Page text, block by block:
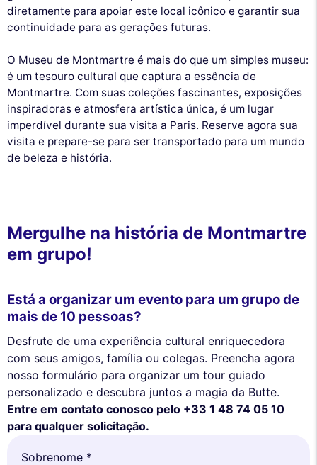
diretamente para apoiar este local icônico e garantir sua
continuidade para as gerações futuras.
O Museu de Montmartre é mais do que um simples museu:
é um tesouro cultural que captura a essência de
Montmartre. Com suas coleções fascinantes, exposições
inspiradoras e atmosfera artística única, é um lugar
imperdível durante sua visita a Paris. Reserve agora sua
visita e prepare-se para ser transportado para um mundo
de beleza e história.
Mergulhe na história de Montmartre
em grupo!
Está a organizar um evento para um grupo de
mais de 10 pessoas?
Desfrute de uma experiência cultural enriquecedora
com seus amigos, família ou colegas. Preencha agora
nosso formulário para organizar um tour guiado
personalizado e descubra juntos a magia da Butte.
Entre em contato conosco pelo +33 1 48 74 05 10
para qualquer solicitação.
Sobrenome *